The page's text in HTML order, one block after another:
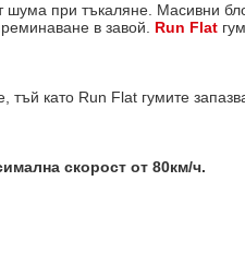
шума при тъкаляне. Масивни
в завой. Run Flat
като Run Flat гумите
скорост от 80км/ч.